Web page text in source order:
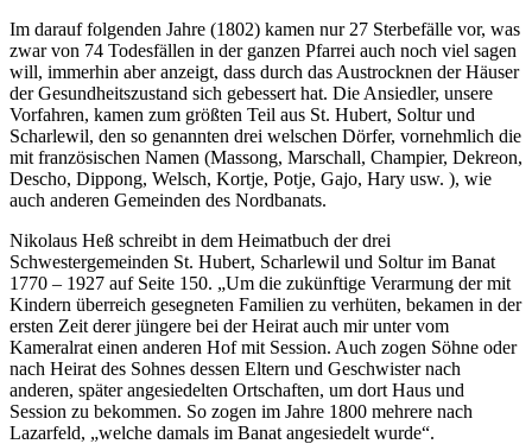
Im darauf folgenden Jahre (1802) kamen nur 27 Sterbefälle vor, was
zwar von 74 Todesfällen in der ganzen Pfarrei auch noch viel sagen
will, immerhin aber anzeigt, dass durch das Austrocknen der Häuser
der Gesundheitszustand sich gebessert hat. Die Ansiedler, unsere
Vorfahren, kamen zum größten Teil aus St. Hubert, Soltur und
Scharlewil, den so genannten drei welschen Dörfer, vornehmlich die
mit französischen Namen (Massong, Marschall, Champier, Dekreon,
Descho, Dippong, Welsch, Kortje, Potje, Gajo, Hary usw. ), wie
auch anderen Gemeinden des Nordbanats.
Nikolaus Heß schreibt in dem Heimatbuch der drei
Schwestergemeinden St. Hubert, Scharlewil und Soltur im Banat
1770 – 1927 auf Seite 150. „Um die zukünftige Verarmung der mit
Kindern überreich gesegneten Familien zu verhüten, bekamen in der
ersten Zeit derer jüngere bei der Heirat auch mir unter vom
Kameralrat einen anderen Hof mit Session. Auch zogen Söhne oder
nach Heirat des Sohnes dessen Eltern und Geschwister nach
anderen, später angesiedelten Ortschaften, um dort Haus und
Session zu bekommen. So zogen im Jahre 1800 mehrere nach
Lazarfeld, „welche damals im Banat angesiedelt wurde“.